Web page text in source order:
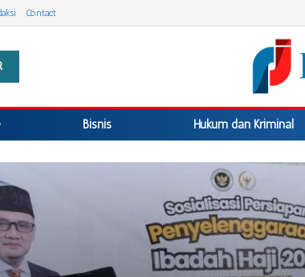
Contact
Bisnis Hukum dan Kriminal